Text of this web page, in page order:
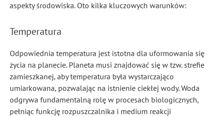
aspekty środowiska. Oto kilka kluczowych warunków:
Temperatura
Odpowiednia temperatura jest istotna dla uformowania się
życia na planecie. Planeta musi znajdować się w tzw. strefie
zamieszkanej, aby temperatura była wystarczająco
umiarkowana, pozwalając na istnienie ciekłej wody. Woda
odgrywa fundamentalną rolę w procesach biologicznych,
pełniąc funkcję rozpuszczalnika i medium reakcji